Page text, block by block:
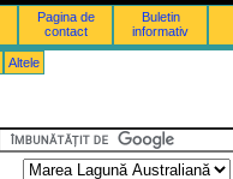
Pagina de
contact
Buletin
informativ
Altele